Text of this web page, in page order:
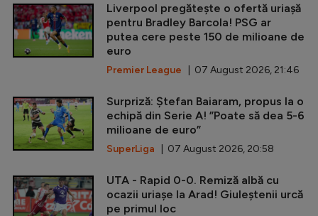
Liverpool pregătește o ofertă uriașă
pentru Bradley Barcola! PSG ar
putea cere peste 150 de milioane de
euro
Premier League | 07 August 2026, 21:46
Surpriză: Ștefan Baiaram, propus la o
echipă din Serie A! ”Poate să dea 5-6
milioane de euro”
SuperLiga | 07 August 2026, 20:58
UTA - Rapid 0-0. Remiză albă cu
ocazii uriașe la Arad! Giuleștenii urcă
pe primul loc